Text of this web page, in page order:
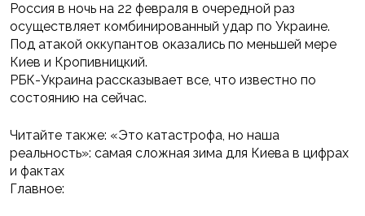
Россия в ночь на 22 февраля в очередной раз
осуществляет комбинированный удар по Украине.
Под атакой оккупантов оказались по меньшей мере
Киев и Кропивницкий.
РБК-Украина рассказывает все, что известно по
состоянию на сейчас.
Читайте также: «Это катастрофа, но наша
реальность»: самая сложная зима для Киева в цифрах
и фактах
Главное: